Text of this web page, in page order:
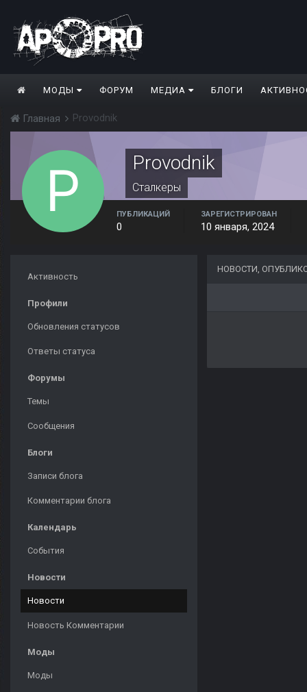
МОДЫ ФОРУМ МЕДИА БЛОГИ
Главная Provodnik
Provodnik
Сталкеры
ПУБЛИКАЦИЙ
0
ЗАРЕГИСТРИРОВАН
10 января, 2024
Активность
Профили
Обновления статусов
Ответы статуса
Форумы
Темы
Сообщения
Блоги
Записи блога
Комментарии блога
Календарь
События
Новости
Новости
Новость Комментарии
Моды
Моды
НОВОСТИ,